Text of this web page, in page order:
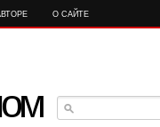
О САЙТЕ